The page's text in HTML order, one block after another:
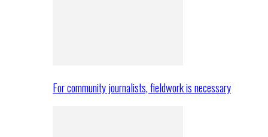
For community journalists, fieldwork is necessary